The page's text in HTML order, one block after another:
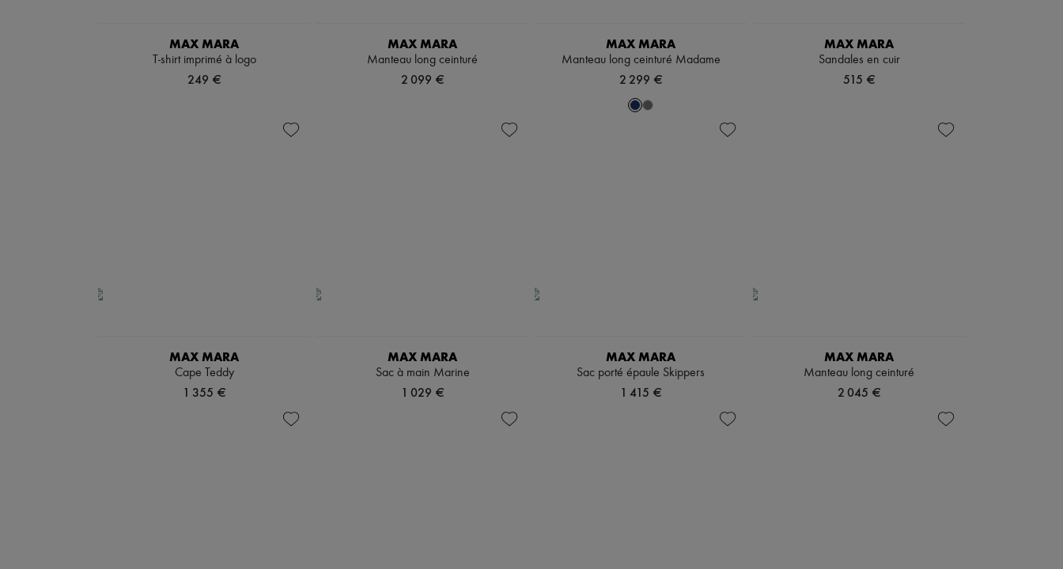
MAX MARA
T-shirt imprimé à logo
249 €
MAX MARA
Manteau long ceinturé
2 099 €
MAX MARA
Manteau long ceinturé Madame
2 299 €
MAX MARA
Sandales en cuir
515 €
MAX MARA
Cape Teddy
1 355 €
MAX MARA
Sac à main Marine
1 029 €
MAX MARA
Sac porté épaule Skippers
1 415 €
MAX MARA
Manteau long ceinturé
2 045 €